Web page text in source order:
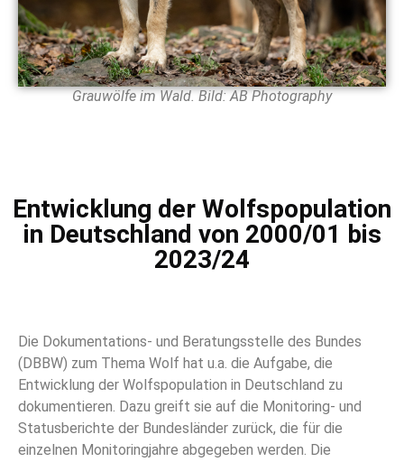
Grauwölfe im Wald. Bild: AB Photography
Entwicklung der Wolfspopulation
in Deutschland von 2000/01 bis
2023/24
Die Dokumentations- und Beratungsstelle des Bundes
(DBBW) zum Thema Wolf hat u.a. die Aufgabe, die
Entwicklung der Wolfspopulation in Deutschland zu
dokumentieren. Dazu greift sie auf die Monitoring- und
Statusberichte der Bundesländer zurück, die für die
einzelnen Monitoringjahre abgegeben werden. Die